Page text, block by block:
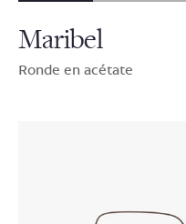
Maribel
Ronde en acétate